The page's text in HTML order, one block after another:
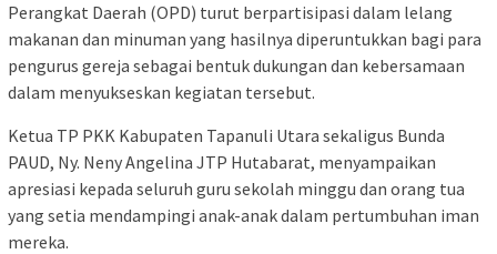
Perangkat Daerah (OPD) turut berpartisipasi dalam lelang
makanan dan minuman yang hasilnya diperuntukkan bagi para
pengurus gereja sebagai bentuk dukungan dan kebersamaan
dalam menyukseskan kegiatan tersebut.
Ketua TP PKK Kabupaten Tapanuli Utara sekaligus Bunda
PAUD, Ny. Neny Angelina JTP Hutabarat, menyampaikan
apresiasi kepada seluruh guru sekolah minggu dan orang tua
yang setia mendampingi anak-anak dalam pertumbuhan iman
mereka.